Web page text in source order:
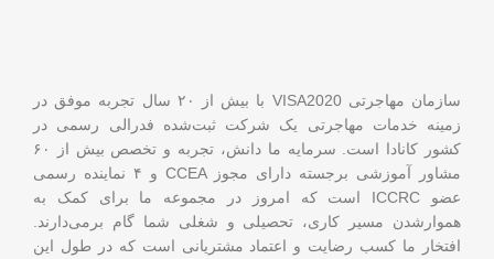
سازمان مهاجرتی VISA2020 با بیش از ۲۰ سال تجربه موفق در
زمینه خدمات مهاجرتی یک شرکت ثبت‌شده فدرالی رسمی در
کشور کانادا است. سرمایه ما دانش، تجربه و تخصص بیش از ۶۰
مشاور آموزشی برجسته دارای مجوز CCEA و ۴ نماینده رسمی
عضو ICCRC است که امروز در مجموعه ما برای کمک به
هموارشدن مسیر کاری، تحصیلی و شغلی شما گام برمی‌دارند.
افتخار ما کسب رضایت و اعتماد مشتریانی است که در طول این